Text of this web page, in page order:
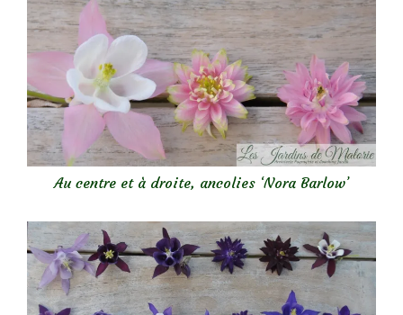
Au centre et à droite, ancolies ‘Nora Barlow’